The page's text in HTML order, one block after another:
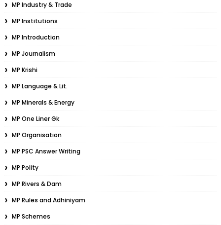
MP Industry & Trade
MP Institutions
MP Introduction
MP Journalism
MP Krishi
MP Language & Lit.
MP Minerals & Energy
MP One Liner Gk
MP Organisation
MP PSC Answer Writing
MP Polity
MP Rivers & Dam
MP Rules and Adhiniyam
MP Schemes